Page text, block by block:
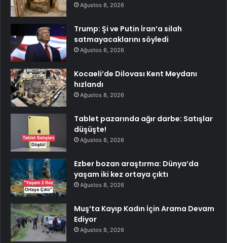
Ağustos 8, 2026
Trump: Şi ve Putin İran’a silah
satmayacaklarını söyledi
Ağustos 8, 2026
Kocaeli’de Dilovası Kent Meydanı
hızlandı
Ağustos 8, 2026
Tablet pazarında ağır darbe: Satışlar
düşüşte!
Ağustos 8, 2026
Ezber bozan araştırma: Dünya’da
yaşam iki kez ortaya çıktı
Ağustos 8, 2026
Muş’ta Kayıp Kadın İçin Arama Devam
Ediyor
Ağustos 8, 2026